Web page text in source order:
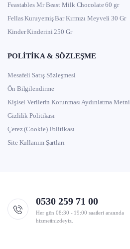
Feastables Mr Beast Milk Chocolate 60 gr
Fellas Kuruyemiş Bar Kırmızı Meyveli 30 Gr
Kinder Kinderini 250 Gr
POLITIKA & SÖZLEŞME
Mesafeli Satış Sözleşmesi
Ön Bilgilendirme
Kişisel Verilerin Korunması Aydınlatma Metni
Gizlilik Politikası
Çerez (Cookie) Politikası
Site Kullanım Şartları
0530 259 71 00
Her gün 08:30 - 19:00 saatleri arasında
hizmetinizdeyiz.